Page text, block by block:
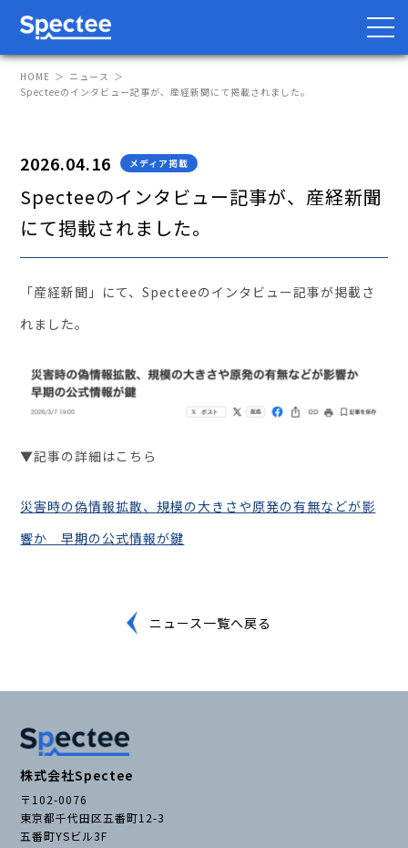
サービス
Spectee Pro
レポート
セミナー・イベント
企業情報
ニュース
採用情報
お役立ち資料
HOME
ニュース
Specteeのインタビュー記事が、産経新聞にて掲載されました。
2026.04.16 メディア掲載
Specteeのインタビュー記事が、産経新聞
にて掲載されました。
「産経新聞」にて、Specteeのインタビュー記事が掲載さ
れました。
▼記事の詳細はこちら
災害時の偽情報拡散、規模の大きさや原発の有無などが影
響か 早期の公式情報が鍵
ニュース一覧へ戻る
株式会社Spectee
〒102-0076
東京都千代田区五番町12-3
五番町YSビル3F